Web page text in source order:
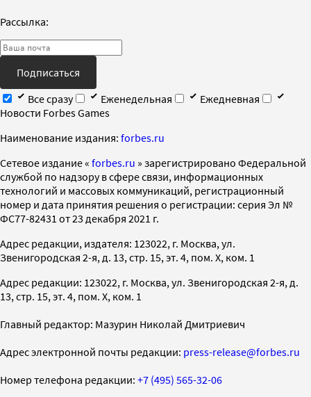
Рассылка:
Подписаться
Все сразу
Еженедельная
Ежедневная
Новости Forbes Games
Наименование издания: forbes.ru
Cетевое издание « forbes.ru » зарегистрировано Федеральной
службой по надзору в сфере связи, информационных
технологий и массовых коммуникаций, регистрационный
номер и дата принятия решения о регистрации: серия Эл №
ФС77-82431 от 23 декабря 2021 г.
Адрес редакции, издателя: 123022, г. Москва, ул.
Звенигородская 2-я, д. 13, стр. 15, эт. 4, пом. X, ком. 1
Адрес редакции: 123022, г. Москва, ул. Звенигородская 2-я, д.
13, стр. 15, эт. 4, пом. X, ком. 1
Главный редактор: Мазурин Николай Дмитриевич
Адрес электронной почты редакции: press-release@forbes.ru
Номер телефона редакции: +7 (495) 565-32-06